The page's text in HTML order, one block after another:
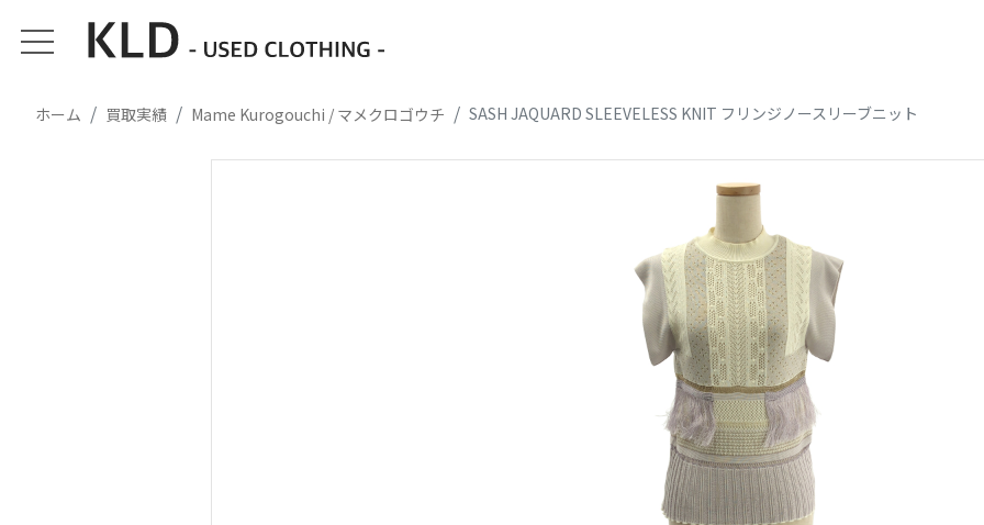
ホーム 買取実績 Mame Kurogouchi / マメクロゴウチ SASH JAQUARD SLEEVELESS KNIT フリンジノースリーブニット